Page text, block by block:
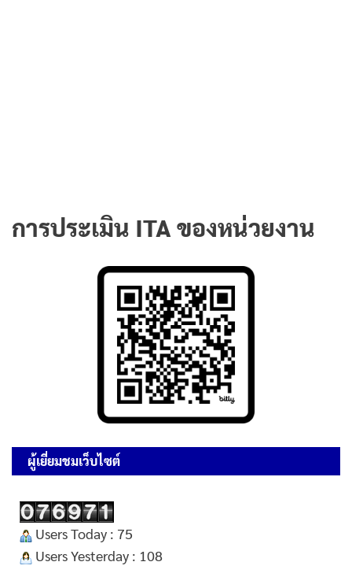
การประเมิน ITA ของหน่วยงาน
ผู้เยี่ยมชมเว็บไซต์
Users Today : 75
Users Yesterday : 108